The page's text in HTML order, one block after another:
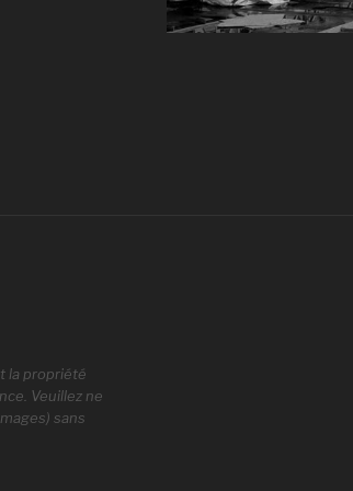
la propriété
Veuillez ne
sans